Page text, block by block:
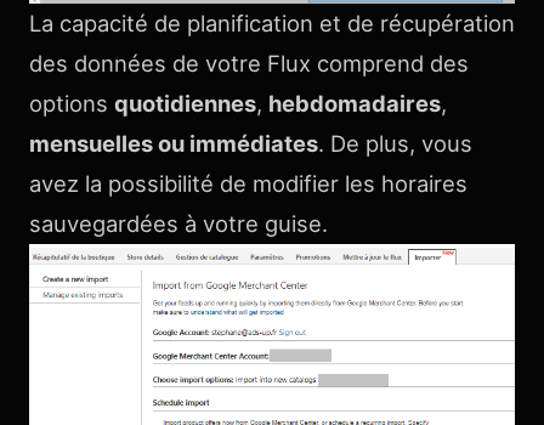
La capacité de planification et de récupération
des données de votre Flux comprend des
options quotidiennes, hebdomadaires,
mensuelles ou immédiates. De plus, vous
avez la possibilité de modifier les horaires
sauvegardées à votre guise.